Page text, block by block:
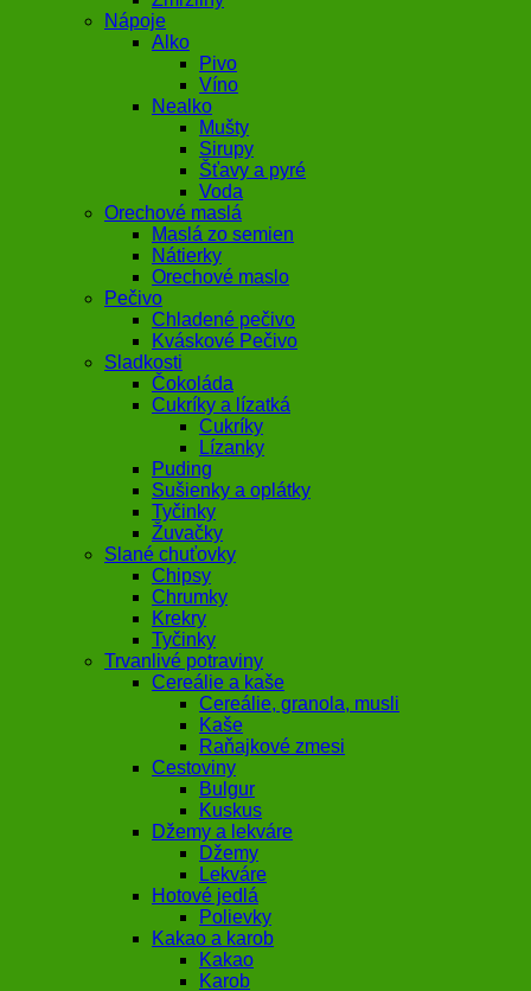
Nápoje
Alko
Pivo
Víno
Nealko
Mušty
Sirupy
Šťavy a pyré
Voda
Orechové maslá
Maslá zo semien
Nátierky
Orechové maslo
Pečivo
Chladené pečivo
Kváskové Pečivo
Sladkosti
Čokoláda
Cukríky a lízatká
Cukríky
Lízanky
Puding
Sušienky a oplátky
Tyčinky
Žuvačky
Slané chuťovky
Chipsy
Chrumky
Krekry
Tyčinky
Trvanlivé potraviny
Cereálie a kaše
Cereálie, granola, musli
Kaše
Raňajkové zmesi
Cestoviny
Bulgur
Kuskus
Džemy a lekváre
Džemy
Lekváre
Hotové jedlá
Polievky
Kakao a karob
Kakao
Karob